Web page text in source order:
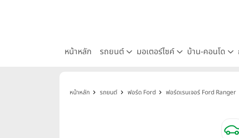
หน้าหลัก รถยนต์ มอเตอร์ไซค์ บ้าน-คอนโด
หน้าหลัก รถยนต์ ฟอร์ด Ford ฟอร์ดเรนเจอร์ Ford Ranger